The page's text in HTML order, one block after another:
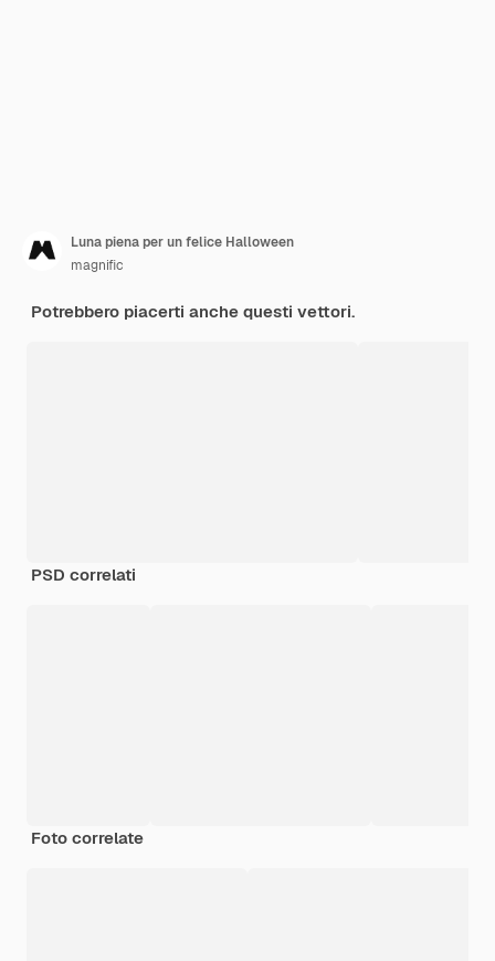
Luna piena per un felice Halloween
magnific
Potrebbero piacerti anche questi vettori.
PSD correlati
Foto correlate